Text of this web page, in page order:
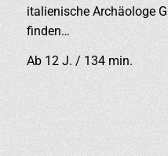
italienische Archäologe
finden…
Ab 12 J. / 134 min.